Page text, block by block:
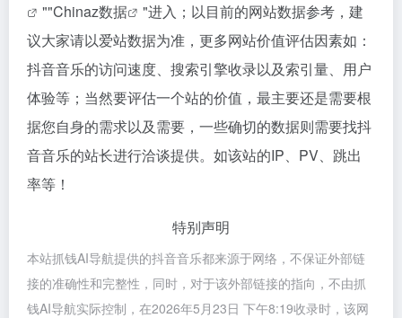
""Chinaz数据
"进入；以目前的网站数据参考，建
议大家请以爱站数据为准，更多网站价值评估因素如：
抖音音乐的访问速度、搜索引擎收录以及索引量、用户
体验等；当然要评估一个站的价值，最主要还是需要根
据您自身的需求以及需要，一些确切的数据则需要找抖
音音乐的站长进行洽谈提供。如该站的IP、PV、跳出
率等！
特别声明
本站抓钱AI导航提供的抖音音乐都来源于网络，不保证外部链
接的准确性和完整性，同时，对于该外部链接的指向，不由抓
钱AI导航实际控制，在2026年5月23日 下午8:19收录时，该网